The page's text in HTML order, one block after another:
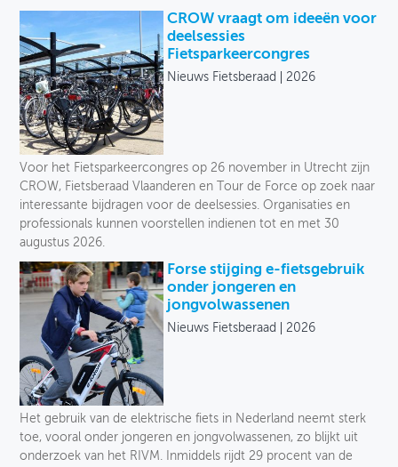
CROW vraagt om ideeën voor
deelsessies
Fietsparkeercongres
Nieuws Fietsberaad 2026
Voor het Fietsparkeercongres op 26 november in Utrecht zijn
CROW, Fietsberaad Vlaanderen en Tour de Force op zoek naar
interessante bijdragen voor de deelsessies. Organisaties en
professionals kunnen voorstellen indienen tot en met 30
augustus 2026.
Forse stijging e-fietsgebruik
onder jongeren en
jongvolwassenen
Nieuws Fietsberaad 2026
Het gebruik van de elektrische fiets in Nederland neemt sterk
toe, vooral onder jongeren en jongvolwassenen, zo blijkt uit
onderzoek van het RIVM. Inmiddels rijdt 29 procent van de